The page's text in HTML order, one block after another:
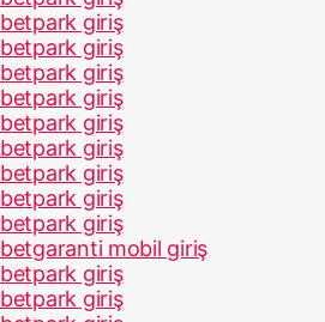
betpark giriş
betpark giriş
betpark giriş
betpark giriş
betpark giriş
betpark giriş
betpark giriş
betpark giriş
betpark giriş
betgaranti mobil giriş
betpark giriş
betpark giriş